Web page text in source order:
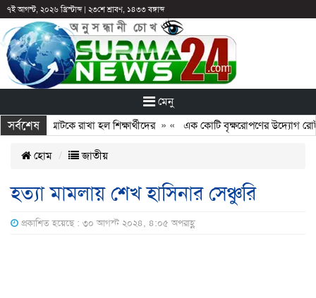
৭ই আগস্ট, ২০২৬ খ্রিস্টাব্দ| ২৩শে শ্রাবণ, ১৪৩৩ বঙ্গাব্দ
মেনু
সর্বশেষ
পরও আটকে রাখা হল শিক্ষার্থীদের» « এক কোটি বৃক্ষরোপণের উদ্যোগ
হোম জাতীয়
হত্যা মামলায় শেখ হাসিনার সেঞ্চুরি
প্রকাশিত হয়েছে : ৩০ আগস্ট ২০২৪, ৪:০৫ অপরাহ্ণ